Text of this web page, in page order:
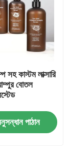
সহ কাস্টম লাক্সারি
বোতল
পাঠান